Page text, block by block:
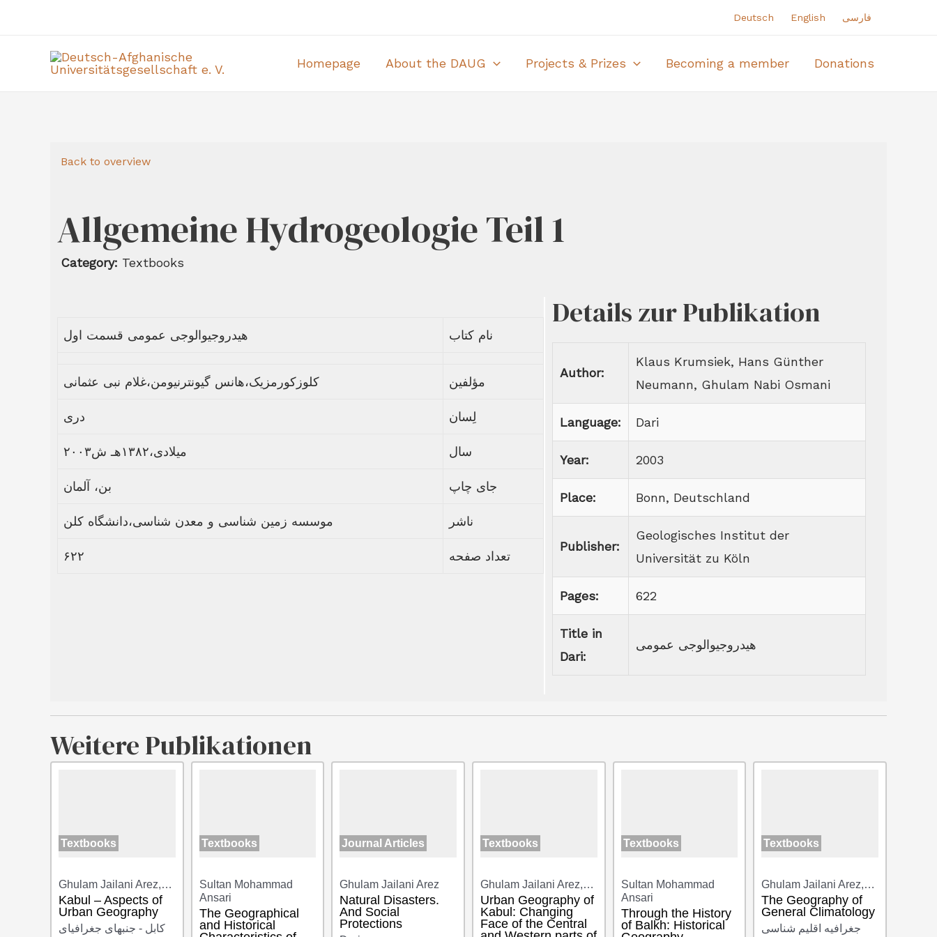
Deutsch English فارسی
Homepage About the DAUG Projects & Prizes Becoming a member Donations
Back to overview
Allgemeine Hydrogeologie Teil 1
Category: Textbooks
هیدروجیوالوجی عمومی قسمت اول نام کتاب
کلوزکورمزیک،هانس گیونترنیومن،غلام نبی عثمانی مؤلفین
دری لِسان
۲۰۰۳میلادی،۱۳۸۲هـ ش سال
بن، آلمان جای چاپ
موسسه زمین شناسی و معدن شناسی،دانشگاه کلن ناشر
۶۲۲ تعداد صفحه
Details zur Publikation
Author:
Klaus Krumsiek, Hans Günther
Neumann, Ghulam Nabi Osmani
Language: Dari
Year: 2003
Place: B‌onn, Deutschland
Publisher:
Geologisches Institut der
Universität zu Köln
Pages: 622
Title in
Dari:
هیدروجیوالوجی عمومی
Weitere Publikationen
Textbooks
Ghulam Jailani Arez,…
Kabul – Aspects of
Urban Geography
کابل - جنبهای جغرافیای
Textbooks
Sultan Mohammad
Ansari
The Geographical
and Historical
Journal Articles
Ghulam Jailani Arez
Natural Disasters.
And Social
Protections
Textbooks
Ghulam Jailani Arez,…
Urban Geography of
Kabul: Changing
Face of the Central
Textbooks
Sultan Mohammad
Ansari
Through the History
of Balkh: Historical
Textbooks
Ghulam Jailani Arez,…
The Geography of
General Climatology
جغرافیه اقلیم شناسی